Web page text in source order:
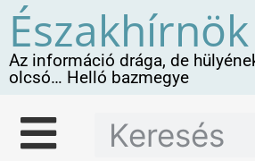
Északhírnök
Az információ drága, de
olcsó… Helló bazmegye